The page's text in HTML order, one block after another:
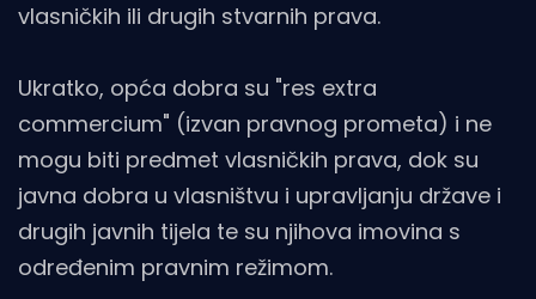
vlasničkih ili drugih stvarnih prava.
Ukratko, opća dobra su "res extra
commercium" (izvan pravnog prometa) i ne
mogu biti predmet vlasničkih prava, dok su
javna dobra u vlasništvu i upravljanju države i
drugih javnih tijela te su njihova imovina s
određenim pravnim režimom.